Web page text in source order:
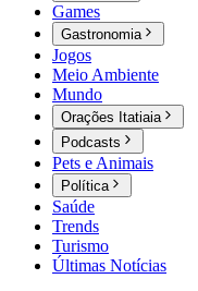
Games
Gastronomia
Jogos
Meio Ambiente
Mundo
Orações Itatiaia
Podcasts
Pets e Animais
Política
Saúde
Trends
Turismo
Últimas Notícias